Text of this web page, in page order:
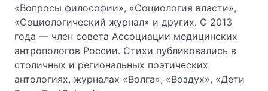
«Вопросы философии», «Социология власти»,
«Социологический журнал» и других. С 2013
года — член совета Ассоциации медицинских
антропологов России. Стихи публиковались в
столичных и региональных поэтических
антологиях, журналах «Волга», «Воздух», «Дети